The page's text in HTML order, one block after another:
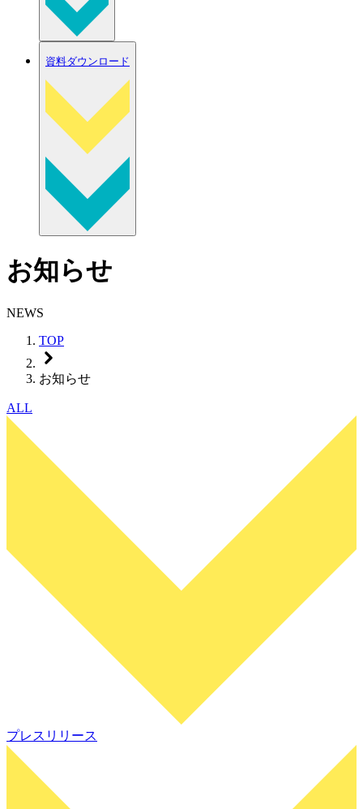
資料ダウンロード
お知らせ
NEWS
TOP
お知らせ
ALL
プレスリリース